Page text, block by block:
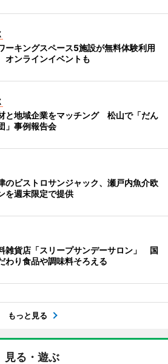
ーキングスペース5施設が無料体験利用
ンラインイベントも
と地域企業をマッチング 松山で「だん
」事例報告会
のビストロサンジャック、瀬戸内魚介欧
を週末限定で提供
雑貨店「スリープサンデーサロン」 国
わり食品や調味料そろえる
もっと見る
見る・遊ぶ